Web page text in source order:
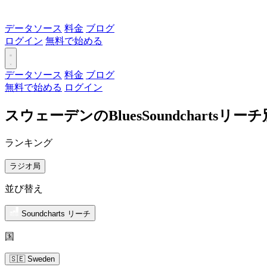
データソース 料金 ブログ
ログイン 無料で始める
データソース 料金 ブログ
無料で始める ログイン
スウェーデンのBluesSoundchartsリー
ランキング
ラジオ局
並び替え
Soundcharts リーチ
国
🇸🇪 Sweden